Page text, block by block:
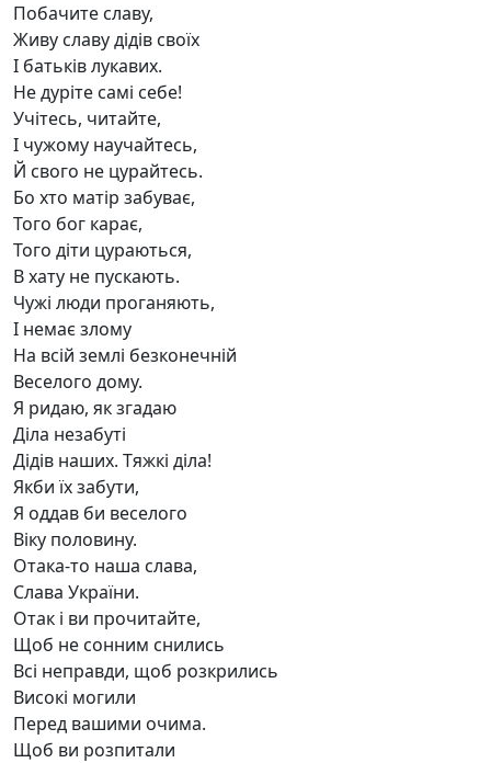
Побачите славу,
Живу славу дідів своїх
І батьків лукавих.
Не дуріте самі себе!
Учітесь, читайте,
І чужому научайтесь,
Й свого не цурайтесь.
Бо хто матір забуває,
Того бог карає,
Того діти цураються,
В хату не пускають.
Чужі люди проганяють,
І немає злому
На всій землі безконечній
Веселого дому.
Я ридаю, як згадаю
Діла незабуті
Дідів наших. Тяжкі діла!
Якби їх забути,
Я оддав би веселого
Віку половину.
Отака-то наша слава,
Слава України.
Отак і ви прочитайте,
Щоб не сонним снились
Всі неправди, щоб розкрились
Високі могили
Перед вашими очима.
Щоб ви розпитали